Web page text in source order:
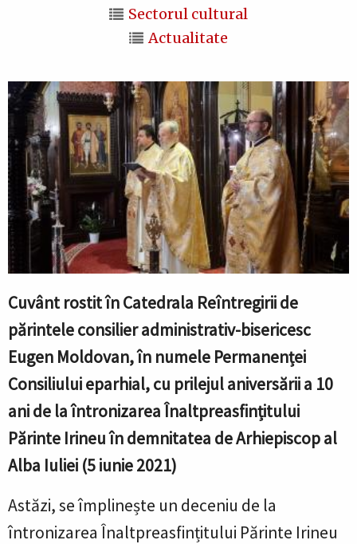
Sectorul cultural
Actualitate
Cuvânt rostit în Catedrala Reîntregirii de
părintele consilier administrativ-bisericesc
Eugen Moldovan, în numele Permanenței
Consiliului eparhial, cu prilejul aniversării a 10
ani de la întronizarea Înaltpreasfințitului
Părinte Irineu în demnitatea de Arhiepiscop al
Alba Iuliei (5 iunie 2021)
Astăzi, se împlinește un deceniu de la
întronizarea Înaltpreasfințitului Părinte Irineu